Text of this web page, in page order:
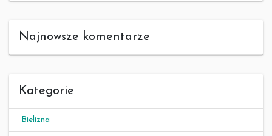
Najnowsze komentarze
Kategorie
Bielizna